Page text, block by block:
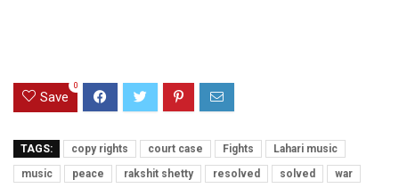
Save
0
TAGS: copy rights court case Fights
Lahari music
music
peace rakshit shetty resolved solved war